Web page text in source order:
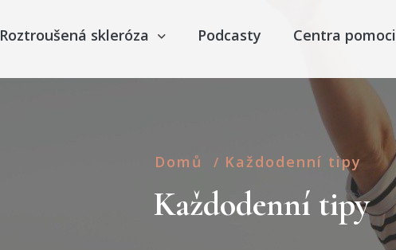
Roztroušená skleróza Podcasty Centra pomoci
Domů / Každodenní tipy
Každodenní tipy